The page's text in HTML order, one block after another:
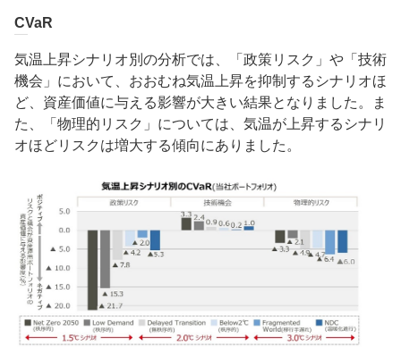
CVaR
気温上昇シナリオ別の分析では、「政策リスク」や「技術
機会」において、おおむね気温上昇を抑制するシナリオほ
ど、資産価値に与える影響が大きい結果となりました。ま
た、「物理的リスク」については、気温が上昇するシナリ
オほどリスクは増大する傾向にありました。